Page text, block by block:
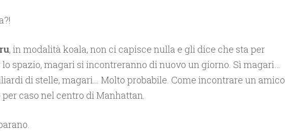
, in modalità koala, non ci capisce nulla e gli dice che sta per
spazio, magari si incontreranno di nuovo un giorno. Sì magari…
di stelle, magari… Molto probabile. Come incontrare un amico
caso nel centro di Manhattan.